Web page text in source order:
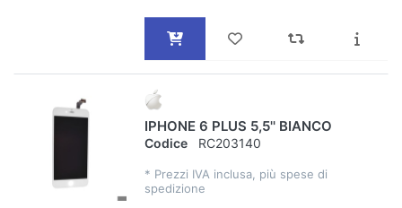
IPHONE 6 PLUS 5,5'' BIANCO
Codice RC203140
* Prezzi IVA inclusa, più spese di
spedizione